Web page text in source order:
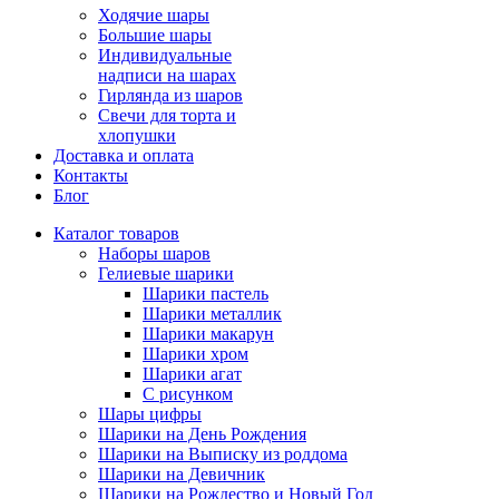
Ходячие шары
Большие шары
Индивидуальные
надписи на шарах
Гирлянда из шаров
Свечи для торта и
хлопушки
Доставка и оплата
Контакты
Блог
Каталог товаров
Наборы шаров
Гелиевые шарики
Шарики пастель
Шарики металлик
Шарики макарун
Шарики хром
Шарики агат
С рисунком
Шары цифры
Шарики на День Рождения
Шарики на Выписку из роддома
Шарики на Девичник
Шарики на Рождество и Новый Год